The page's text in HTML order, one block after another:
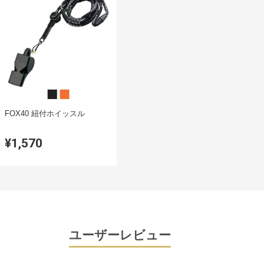
FOX40 紐付ホイッスル
¥1,570
ユーザーレビュー